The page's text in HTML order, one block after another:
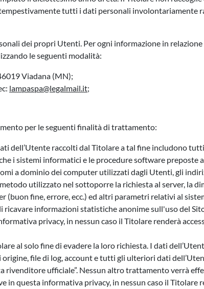
tutti i dati personali involontariamente
dei propri Utenti. Per ogni informazione in relazione
le seguenti modalità:
Viadana (MN);
lampaspa@legalmail.it;
per le seguenti finalità di trattamento:
dell’Utente raccolti dal Titolare a tal fine includono
i sistemi informatici e le procedure software preposte
a dominio dei computer utilizzati dagli Utenti, gli
utilizzato nel sottoporre la richiesta al server, la
(buon fine, errore, ecc.) ed altri parametri relativi al
informazioni statistiche anonime sull'uso del
privacy, in nessun caso il Titolare renderà
al solo fine di evadere la loro richiesta. I dati
file di log, account e tutti gli ulteriori dati
rivenditore ufficiale”. Nessun altro trattamento verrà
in questa informativa privacy, in nessun caso il Titolare